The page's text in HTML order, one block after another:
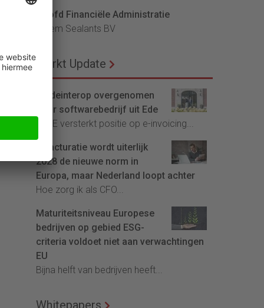
Hoofd Financiële Administratie
Bloem Sealants BV
Markt Update
Tradeinterop overgenomen
door softwarebedrijf uit Ede
4CEE versterkt positie op e-invoicing...
E-facturatie wordt uiterlijk
2028 de nieuwe norm in
Europa, maar Nederland loopt achter
Hoe zorg ik als CFO...
Maturiteitsniveau Europese
bedrijven op gebied ESG-
criteria voldoet niet aan verwachtingen
EU
Bijna helft van bedrijven heeft...
Whitepapers